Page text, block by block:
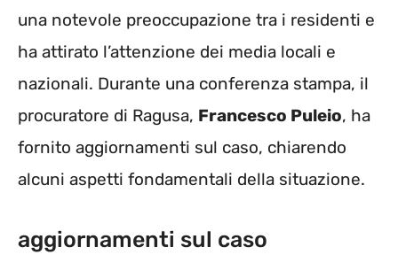
una notevole preoccupazione tra i residenti e
ha attirato l’attenzione dei media locali e
nazionali. Durante una conferenza stampa, il
procuratore di Ragusa, Francesco Puleio, ha
fornito aggiornamenti sul caso, chiarendo
alcuni aspetti fondamentali della situazione.
aggiornamenti sul caso